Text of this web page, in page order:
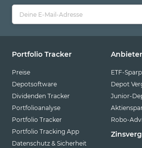
Portfolio Tracker
Preise
Depotsoftware
Dividenden Tracker
Portfolioanalyse
Portfolio Tracker
Portfolio Tracking App
Datenschutz & Sicherheit
ETF-
Depot
Junior-
Robo-